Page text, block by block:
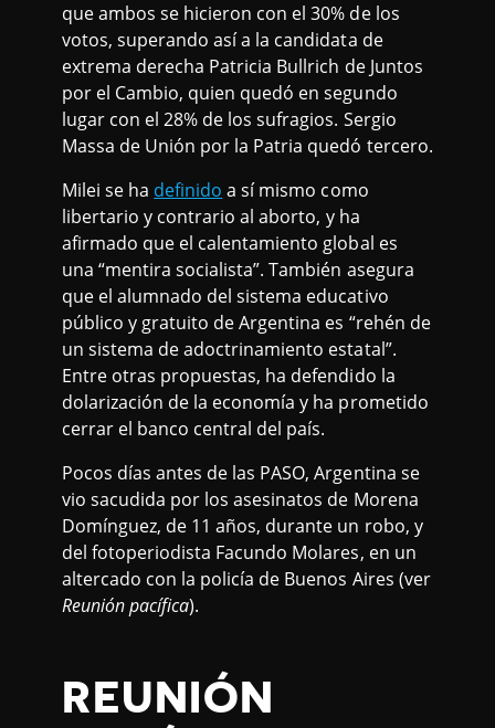
que ambos se hicieron con el 30% de los
votos, superando así a la candidata de
extrema derecha Patricia Bullrich de Juntos
por el Cambio, quien quedó en segundo
lugar con el 28% de los sufragios. Sergio
Massa de Unión por la Patria quedó tercero.
Milei se ha definido a sí mismo como
libertario y contrario al aborto, y ha
afirmado que el calentamiento global es
una “mentira socialista”. También asegura
que el alumnado del sistema educativo
público y gratuito de Argentina es “rehén de
un sistema de adoctrinamiento estatal”.
Entre otras propuestas, ha defendido la
dolarización de la economía y ha prometido
cerrar el banco central del país.
Pocos días antes de las PASO, Argentina se
vio sacudida por los asesinatos de Morena
Domínguez, de 11 años, durante un robo, y
del fotoperiodista Facundo Molares, en un
altercado con la policía de Buenos Aires (ver
Reunión pacífica).
REUNIÓN